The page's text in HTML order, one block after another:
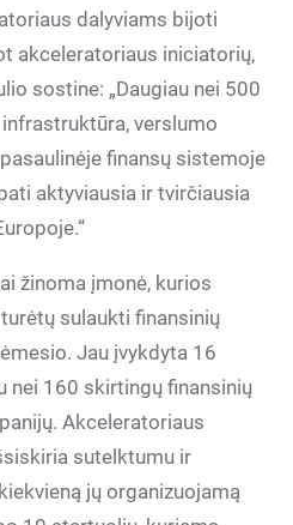
dalyviams bijoti
akceleratoriaus iniciatorių,
sostine: „Daugiau nei 500
verslumo
finansų sistemoje
aktyviausia ir tvirčiausia
žinoma įmonė, kurios
sulaukti finansinių
Jau įvykdyta 16
nei 160 skirtingų finansinių
Akceleratoriaus
sutelktumu ir
jų organizuojamą